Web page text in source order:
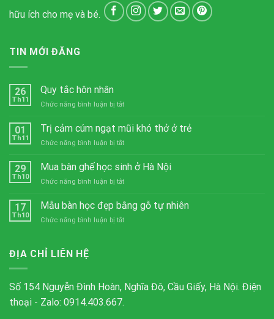
hữu ích cho mẹ và bé.
TIN MỚI ĐĂNG
26
Th11
Quy tắc hôn nhân
Chức năng bình luận bị tắtở
tắc
nhân
01
Th11
Trị cảm cúm ngạt mũi khó thở ở trẻ
Chức năng bình luận bị tắtở
cảm
cúm
ngạt
khó
29
Th10
Mua bàn ghế học sinh ở Hà Nội
Chức năng bình luận bị tắtở
bàn
ghế
học
17
Th10
Mẫu bàn học đẹp bằng gỗ tự nhiên
Chức năng bình luận bị tắtở
gỗ
tự
ĐỊA CHỈ LIÊN HỆ
Số 154 Nguyễn Đình Hoàn, Nghĩa Đô, Cầu Giấy, Hà Nội. Điện
thoại - Zalo: 0914.403.667.